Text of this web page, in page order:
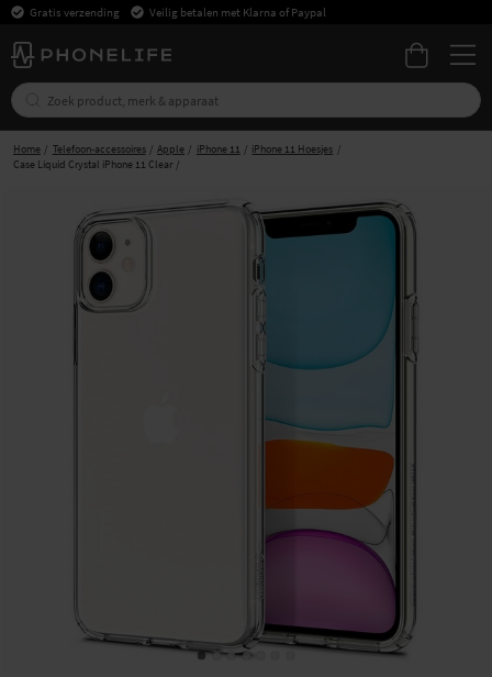
Gratis verzending Veilig betalen met Klarna of Paypal
Home Telefoon-accessoires Apple iPhone 11
iPhone 11 Hoesjes
Case Liquid Crystal iPhone 11 Clear